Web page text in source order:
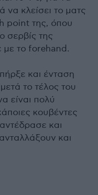
να κλείσει το ματς
point της, όπου
σερβίς της
με το forehand.
και ένταση
το τέλος του
είναι πολύ
κουβέντες
και
και